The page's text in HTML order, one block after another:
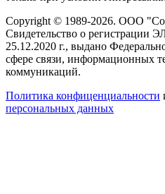
Copyright © 1989-2026. ООО
Свидетельство о регистрации
25.12.2020 г., выдано
сфере связи, информационных
коммуникаций.
Политика конфиценциальности
персональных данных